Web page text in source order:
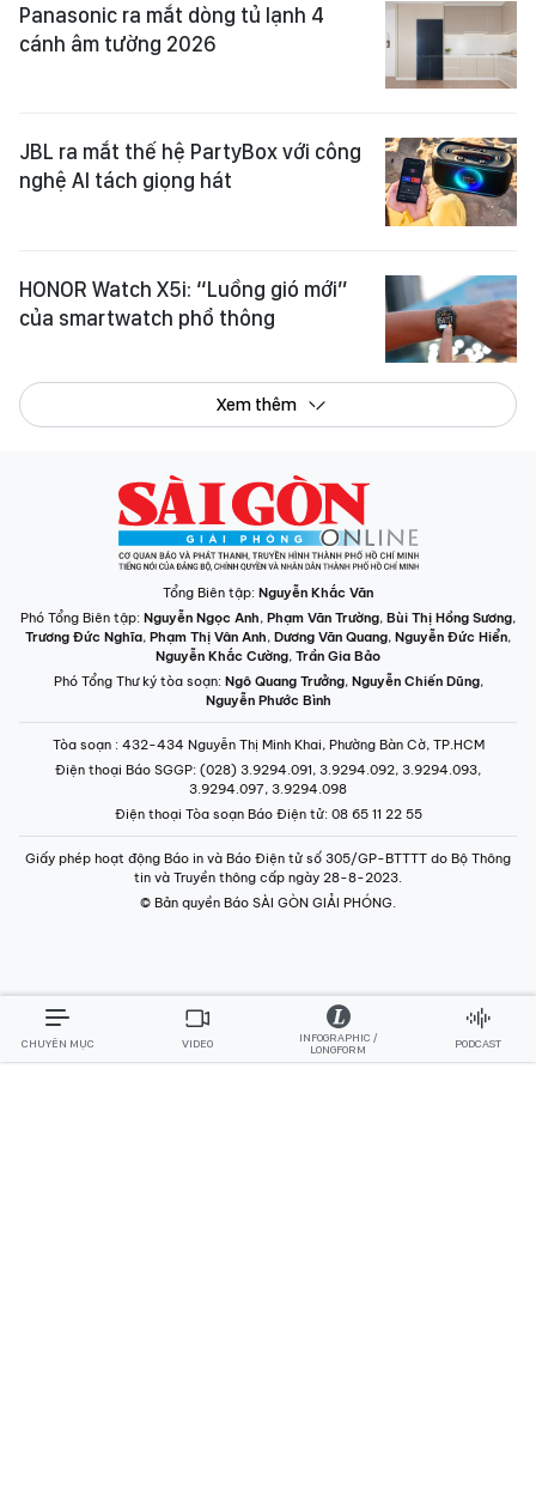
Panasonic ra mắt dòng tủ lạnh 4
cánh âm tường 2026
JBL ra mắt thế hệ PartyBox với công
nghệ AI tách giọng hát
HONOR Watch X5i: “Luồng gió mới”
của smartwatch phổ thông
Xem thêm
Tổng Biên tập: Nguyễn Khắc Văn
Phó Tổng Biên tập: Nguyễn Ngọc Anh, Phạm Văn Trường, Bùi Thị Hồng Sương,
Trương Đức Nghĩa, Phạm Thị Vân Anh, Dương Văn Quang, Nguyễn Đức Hiển,
Nguyễn Khắc Cường, Trần Gia Bảo
Phó Tổng Thư ký tòa soạn: Ngô Quang Trưởng, Nguyễn Chiến Dũng,
Nguyễn Phước Bình
Tòa soạn : 432-434 Nguyễn Thị Minh Khai, Phường Bàn Cờ, TP.HCM
Điện thoại Báo SGGP: (028) 3.9294.091, 3.9294.092, 3.9294.093,
3.9294.097, 3.9294.098
Điện thoại Tòa soạn Báo Điện tử: 08 65 11 22 55
Giấy phép hoạt động Báo in và Báo Điện tử số 305/GP-BTTTT do Bộ Thông
tin và Truyền thông cấp ngày 28-8-2023.
© Bản quyền Báo SÀI GÒN GIẢI PHÓNG.
CHUYÊN MỤC VIDEO
INFOGRAPHIC /
LONGFORM
PODCAST